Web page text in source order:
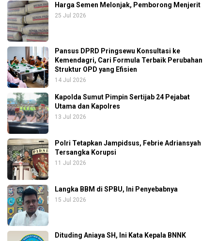
Harga Semen Melonjak, Pemborong Menjerit
25 Jul 2026
Pansus DPRD Pringsewu Konsultasi ke
Kemendagri, Cari Formula Terbaik Perubahan
Struktur OPD yang Efisien
14 Jul 2026
Kapolda Sumut Pimpin Sertijab 24 Pejabat
Utama dan Kapolres
13 Jul 2026
Polri Tetapkan Jampidsus, Febrie Adriansyah
Tersangka Korupsi
11 Jul 2026
Langka BBM di SPBU, Ini Penyebabnya
15 Jul 2026
Dituding Aniaya SH, Ini Kata Kepala BNNK